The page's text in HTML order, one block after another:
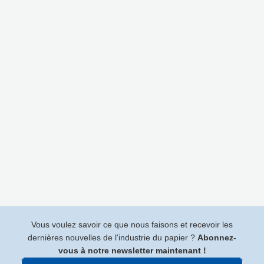
Vous voulez savoir ce que nous faisons et recevoir les
dernières nouvelles de l'industrie du papier ? Abonnez-
vous à notre newsletter maintenant !